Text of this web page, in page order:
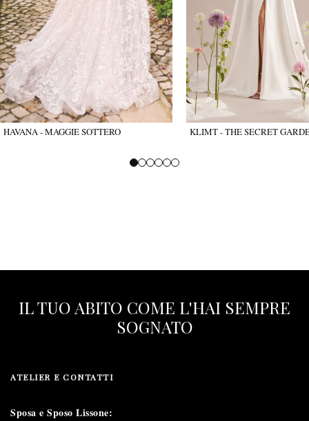
HAVANA - MAGGIE SOTTERO KLIMT - THE SECRET
IL TUO ABITO COME L'HAI SEMPRE
SOGNATO
ATELIER E CONTATTI
Sposa e Sposo Lissone: